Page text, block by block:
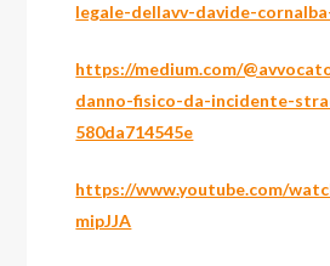
legale-dellavv-davide-
https://medium.com/
danno-fisico-da-incidente-
580da714545e
https://www.youtube.com/
mipJJA